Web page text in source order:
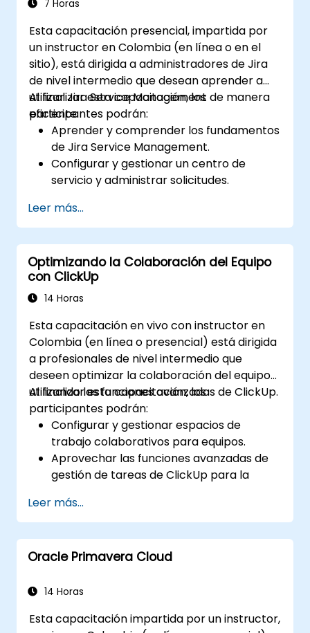
7 Horas
Esta capacitación presencial, impartida por
un instructor en Colombia (en línea o en el
sitio), está dirigida a administradores de Jira
de nivel intermedio que desean aprender a
utilizar Jira Service Management de manera
eficiente.
Al finalizar esta capacitación, los
participantes podrán:
Aprender y comprender los fundamentos
de Jira Service Management.
Configurar y gestionar un centro de
servicio y administrar solicitudes.
de Jira Service Management.
Leer más...
Optimizando la Colaboración del Equipo
con ClickUp
14 Horas
Esta capacitación en vivo con instructor en
Colombia (en línea o presencial) está dirigida
a profesionales de nivel intermedio que
deseen optimizar la colaboración del equipo
utilizando las funciones avanzadas de ClickUp.
Al finalizar esta capacitación, los
participantes podrán:
Configurar y gestionar espacios de
trabajo colaborativos para equipos.
Aprovechar las funciones avanzadas de
gestión de tareas de ClickUp para la
Mejorar la comunicación del equipo
utilizando las herramientas integradas de
ClickUp.
Utilizar los informes y tableros de control
rendimiento del equipo.
los procesos del equipo.
Leer más...
Oracle Primavera Cloud
14 Horas
Esta capacitación impartida por un instructor,